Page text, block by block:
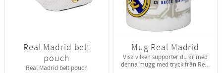
Real Madrid belt
pouch
Real Madrid belt pouch
Mug Real Madrid
Visa vilken supporter du är med
denna mugg med tryck från Real